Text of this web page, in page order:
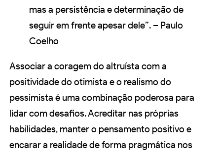
mas a persistência e determinação de
seguir em frente apesar dele”. – Paulo
Coelho
Associar a coragem do altruísta com a
positividade do otimista e o realismo do
pessimista é uma combinação poderosa para
lidar com desafios. Acreditar nas próprias
habilidades, manter o pensamento positivo e
encarar a realidade de forma pragmática nos